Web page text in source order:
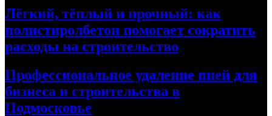
Лёгкий, тёплый и прочный: как
полистиролбетон помогает сократить
расходы на строительство
Профессиональное удаление пней для
бизнеса и строительства в
Подмосковье